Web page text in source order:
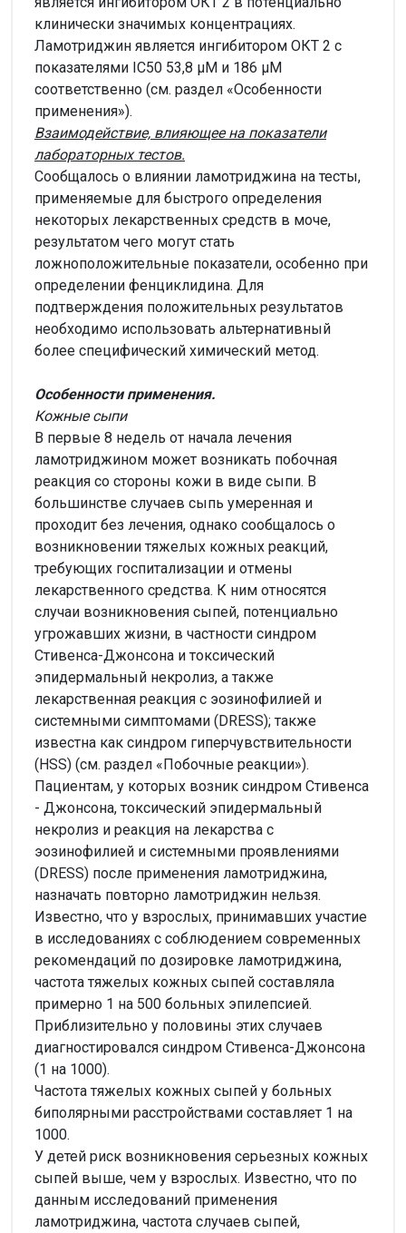
клинически значимых концентрациях.
Ламотриджин является ингибитором ОКТ 2 с
показателями IC50 53,8 μМ и 186 μМ
соответственно (см. раздел «Особенности
применения»).
Взаимодействие, влияющее на показатели
лабораторных тестов.
Сообщалось о влиянии ламотриджина на тесты,
применяемые для быстрого определения
некоторых лекарственных средств в моче,
результатом чего могут стать
ложноположительные показатели, особенно при
определении фенциклидина. Для
подтверждения положительных результатов
необходимо использовать альтернативный
более специфический химический метод.
Особенности применения.
Кожные сыпи
В первые 8 недель от начала лечения
ламотриджином может возникать побочная
реакция со стороны кожи в виде сыпи. В
большинстве случаев сыпь умеренная и
проходит без лечения, однако сообщалось о
возникновении тяжелых кожных реакций,
требующих госпитализации и отмены
лекарственного средства. К ним относятся
случаи возникновения сыпей, потенциально
угрожавших жизни, в частности синдром
Стивенса-Джонсона и токсический
эпидермальный некролиз, а также
лекарственная реакция с эозинофилией и
системными симптомами (DRESS); также
известна как синдром гиперчувствительности
(HSS) (см. раздел «Побочные реакции»).
Пациентам, у которых возник синдром Стивенса
- Джонсона, токсический эпидермальный
некролиз и реакция на лекарства с
эозинофилией и системными проявлениями
(DRESS) после применения ламотриджина,
назначать повторно ламотриджин нельзя.
Известно, что у взрослых, принимавших участие
в исследованиях с соблюдением современных
рекомендаций по дозировке ламотриджина,
частота тяжелых кожных сыпей составляла
примерно 1 на 500 больных эпилепсией.
Приблизительно у половины этих случаев
диагностировался синдром Стивенса-Джонсона
(1 на 1000).
Частота тяжелых кожных сыпей у больных
биполярными расстройствами составляет 1 на
1000.
У детей риск возникновения серьезных кожных
сыпей выше, чем у взрослых. Известно, что по
данным исследований применения
ламотриджина, частота случаев сыпей,